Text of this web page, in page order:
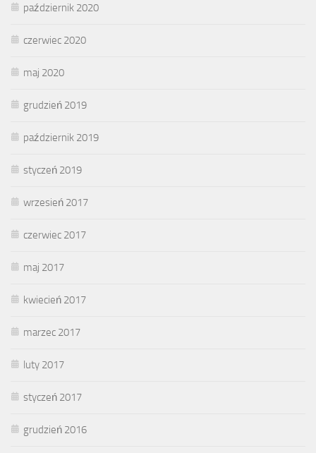
październik 2020
czerwiec 2020
maj 2020
grudzień 2019
październik 2019
styczeń 2019
wrzesień 2017
czerwiec 2017
maj 2017
kwiecień 2017
marzec 2017
luty 2017
styczeń 2017
grudzień 2016